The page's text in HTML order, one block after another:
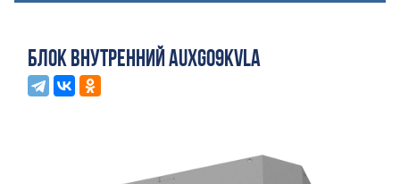
БЛОК ВНУТРЕННИЙ AUXG09KVLA